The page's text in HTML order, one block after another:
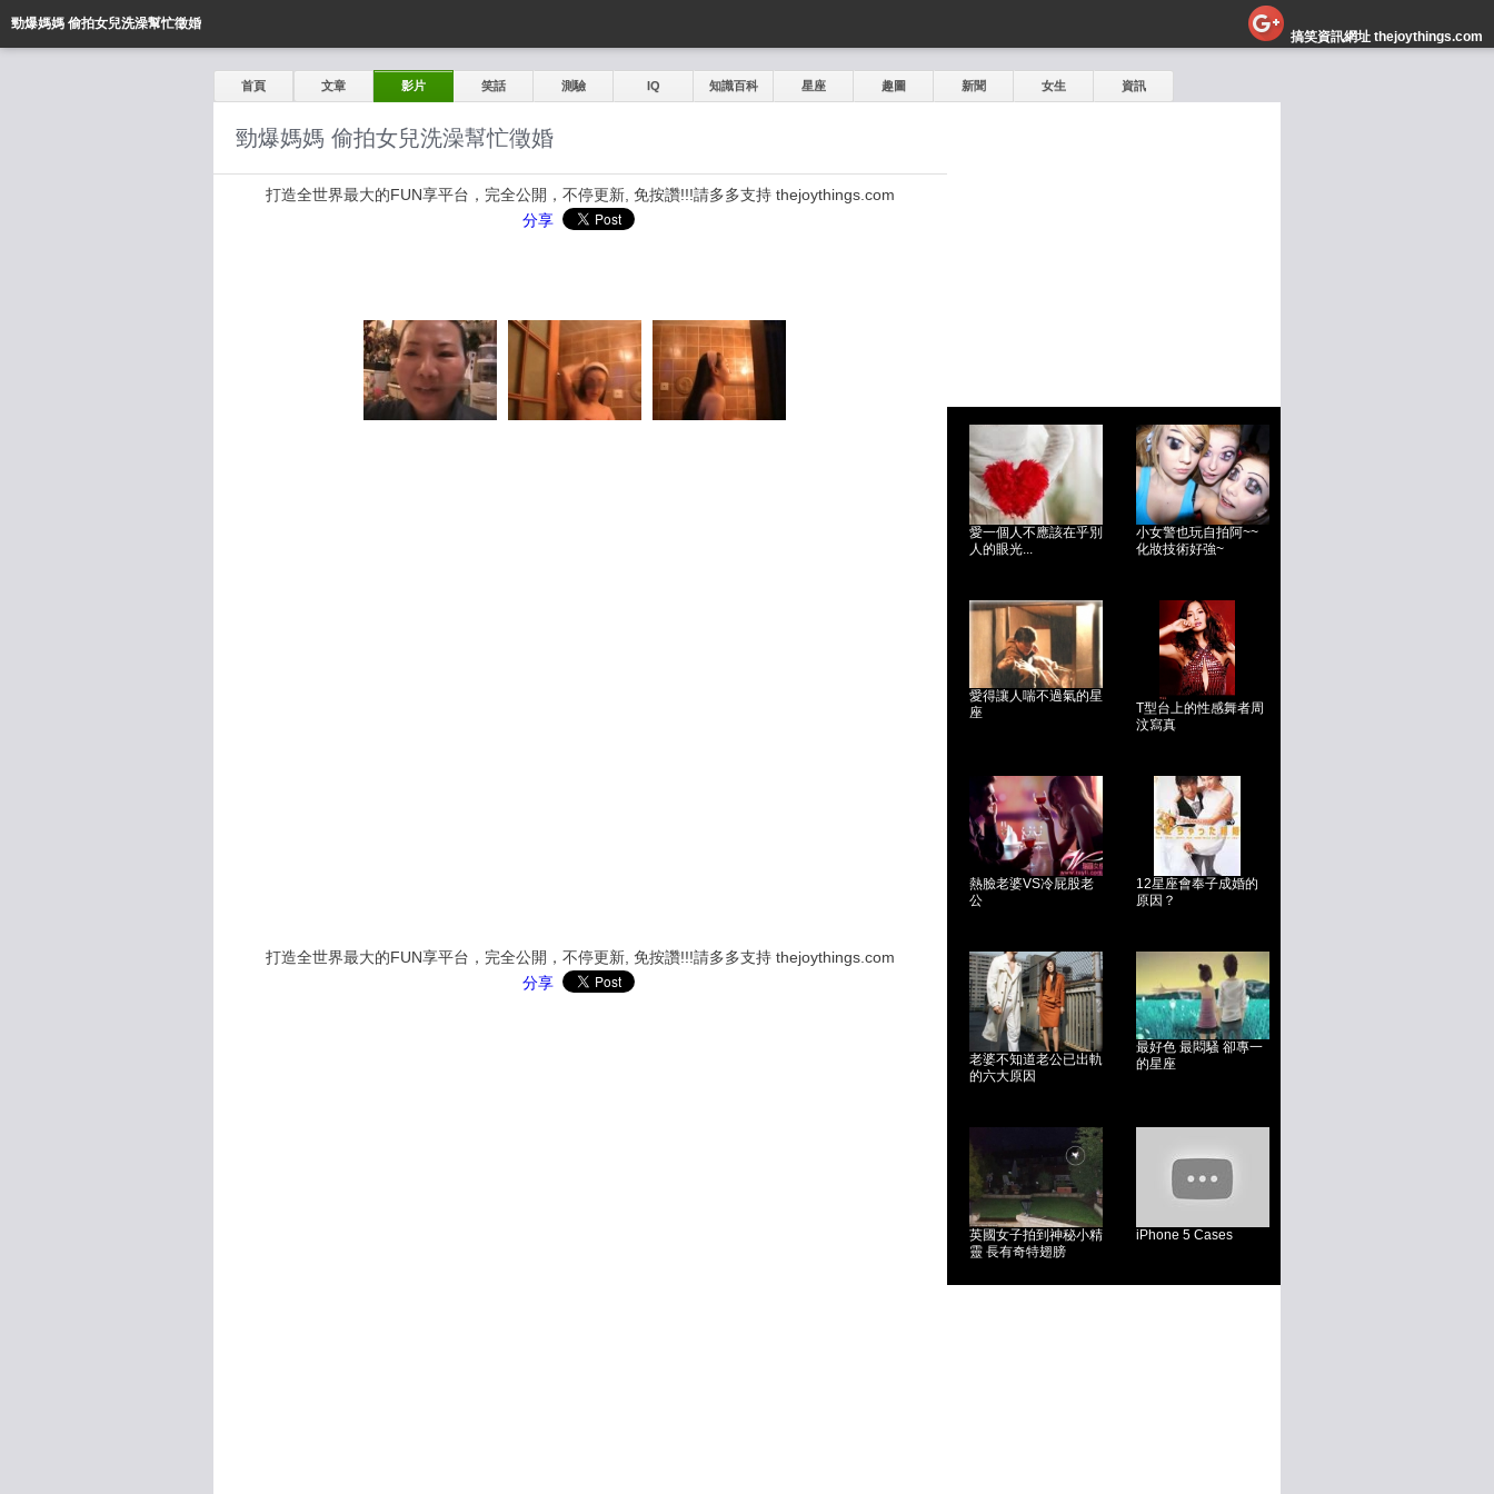
勁爆媽媽 偷拍女兒洗澡幫忙徵婚
搞笑資訊網址 thejoythings.com
首頁 文章 影片 笑話 測驗 IQ 知識百科 星座 趣圖 新聞 女生 資訊
愛一個人不應該在乎別
人的眼光...
小女警也玩自拍阿~~
化妝技術好強~
愛得讓人喘不過氣的星
座
T型台上的性感舞者周
汶寫真
熱臉老婆VS冷屁股老
公
12星座會奉子成婚的
原因？
老婆不知道老公已出軌
的六大原因
最好色 最悶騷 卻專一
的星座
英國女子拍到神秘小精
靈 長有奇特翅膀
iPhone 5 Cases
勁爆媽媽 偷拍女兒洗澡幫忙徵婚
打造全世界最大的FUN享平台，完全公開，不停更新, 免按讚!!!請多多支持 thejoythings.com
分享
打造全世界最大的FUN享平台，完全公開，不停更新, 免按讚!!!請多多支持 thejoythings.com
分享